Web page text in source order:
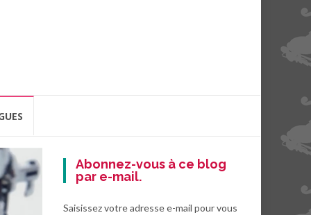
Abonnez-vous à ce blog
par e-mail.
Saisissez votre adresse e-mail pour vous